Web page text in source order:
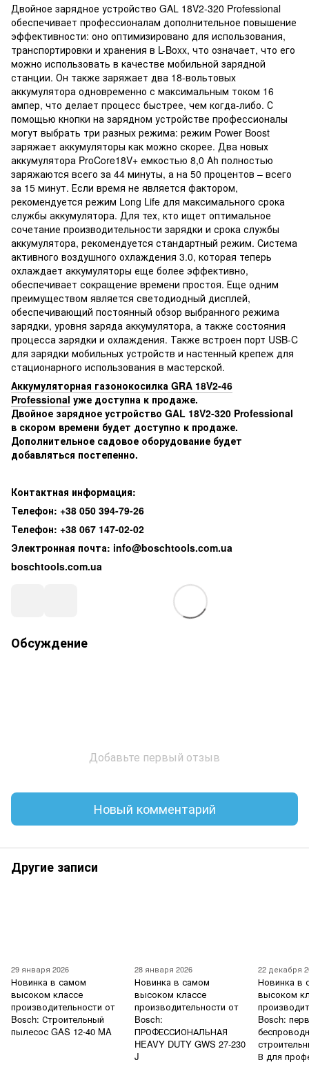
Двойное зарядное устройство GAL 18V2-320 Professional
обеспечивает профессионалам дополнительное повышение
эффективности: оно оптимизировано для использования,
транспортировки и хранения в L-Boxx, что означает, что его
можно использовать в качестве мобильной зарядной
станции. Он также заряжает два 18-вольтовых
аккумулятора одновременно с максимальным током 16
ампер, что делает процесс быстрее, чем когда-либо. С
помощью кнопки на зарядном устройстве профессионалы
могут выбрать три разных режима: режим Power Boost
заряжает аккумуляторы как можно скорее. Два новых
аккумулятора ProCore18V+ емкостью 8,0 Ah полностью
заряжаются всего за 44 минуты, а на 50 процентов – всего
за 15 минут. Если время не является фактором,
рекомендуется режим Long Life для максимального срока
службы аккумулятора. Для тех, кто ищет оптимальное
сочетание производительности зарядки и срока службы
аккумулятора, рекомендуется стандартный режим. Система
активного воздушного охлаждения 3.0, которая теперь
охлаждает аккумуляторы еще более эффективно,
обеспечивает сокращение времени простоя. Еще одним
преимуществом является светодиодный дисплей,
обеспечивающий постоянный обзор выбранного режима
зарядки, уровня заряда аккумулятора, а также состояния
процесса зарядки и охлаждения. Также встроен порт USB-C
для зарядки мобильных устройств и настенный крепеж для
стационарного использования в мастерской.
Аккумуляторная газонокосилка GRA 18V2-46
Professional уже доступна к продаже.
Двойное зарядное устройство GAL 18V2-320 Professional
в скором времени будет доступно к продаже.
Дополнительное садовое оборудование будет
добавляться постепенно.
Контактная информация:
Телефон: +38 050 394-79-26
Телефон: +38 067 147-02-02
Электронная почта: info@boschtools.com.ua
boschtools.com.ua
Обсуждение
Добавьте первый отзыв
Новый комментарий
Другие записи
29 января 2026
Новинка в самом
высоком классе
производительности от
Bosch: Строительный
пылесос GAS 12-40 MA
28 января 2026
Новинка в самом
высоком классе
производительности от
Bosch:
ПРОФЕССИОНАЛЬНАЯ
HEAVY DUTY GWS 27-230
J
22 декабря
Новинка в
высоком
Bosch:
В для